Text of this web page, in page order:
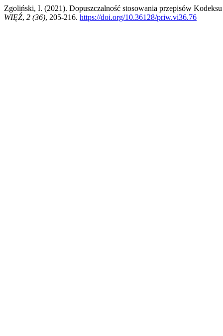
Zgoliński, I. (2021). Dopuszczalność stosowania przepisów
WIĘŹ, 2 (36), 205-216. https://doi.org/10.36128/priw.vi36.76